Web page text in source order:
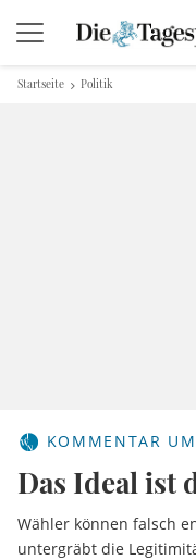
Startseite Politik
KOMMENTAR
Das Ideal ist
Wähler können falsch
untergräbt die